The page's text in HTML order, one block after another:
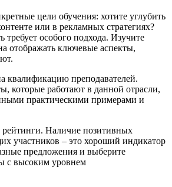
цели обучения: хотите углубить
или в рекламных стратегиях?
требует особого подхода. Изучите
отображать ключевые аспекты,
квалификацию преподавателей.
которые работают в данной отрасли,
практическими примерами и
Наличие позитивных
участников – это хороший индикатор
предложения и выберите
с высоким уровнем